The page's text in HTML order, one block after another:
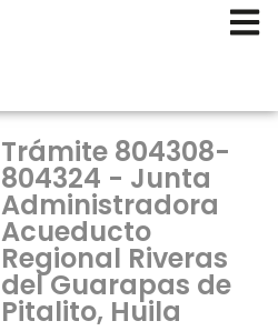
Trámite 804308-
804324 - Junta
Administradora
Acueducto
Regional Riveras
del Guarapas de
Pitalito, Huila